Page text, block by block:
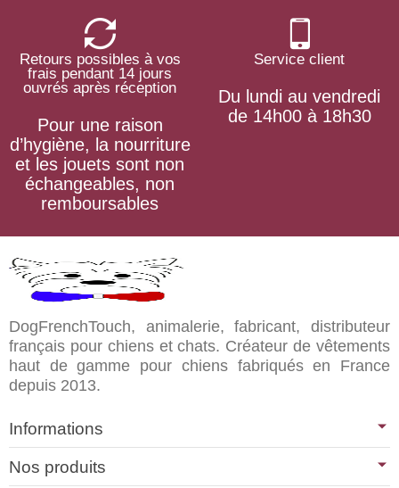
Retours possibles à vos
frais pendant 14 jours
ouvrés après réception
Pour une raison
d’hygiène, la nourriture
et les jouets sont non
échangeables, non
remboursables
Service client
Du lundi au vendredi
de 14h00 à 18h30
DogFrenchTouch, animalerie, fabricant, distributeur
français pour chiens et chats. Créateur de vêtements
haut de gamme pour chiens fabriqués en France
depuis 2013.
Informations
Nos produits